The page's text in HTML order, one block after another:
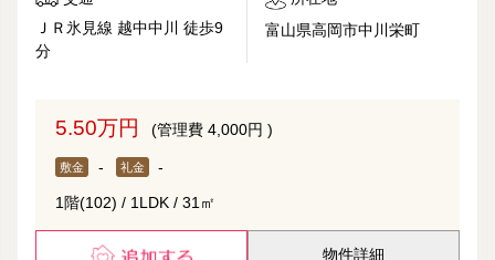
ＪＲ氷見線 越中中川 徒歩9
分
富山県高岡市中川栄町
5.50万円 (管理費 4,000円 )
敷金 - 礼金 -
1階(102) / 1LDK / 31㎡
物件詳細